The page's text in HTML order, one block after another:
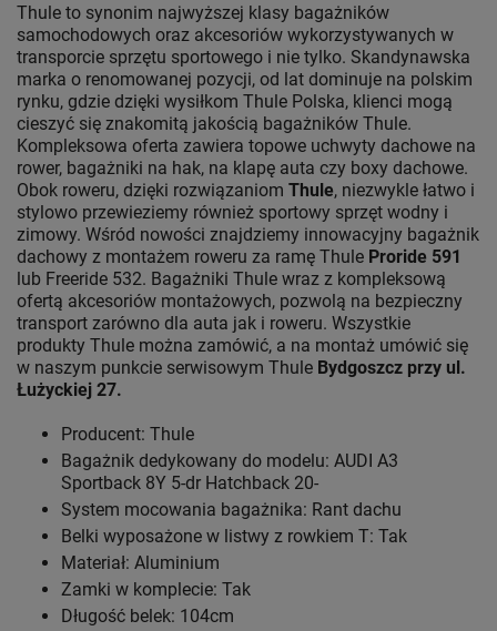
Thule to synonim najwyższej klasy bagażników
samochodowych oraz akcesoriów wykorzystywanych w
transporcie sprzętu sportowego i nie tylko. Skandynawska
marka o renomowanej pozycji, od lat dominuje na polskim
rynku, gdzie dzięki wysiłkom Thule Polska, klienci mogą
cieszyć się znakomitą jakością bagażników Thule.
Kompleksowa oferta zawiera topowe uchwyty dachowe na
rower, bagażniki na hak, na klapę auta czy boxy dachowe.
Obok roweru, dzięki rozwiązaniom Thule, niezwykle łatwo i
stylowo przewieziemy również sportowy sprzęt wodny i
zimowy. Wśród nowości znajdziemy innowacyjny bagażnik
dachowy z montażem roweru za ramę Thule Proride 591
lub Freeride 532. Bagażniki Thule wraz z kompleksową
ofertą akcesoriów montażowych, pozwolą na bezpieczny
transport zarówno dla auta jak i roweru. Wszystkie
produkty Thule można zamówić, a na montaż umówić się
w naszym punkcie serwisowym Thule Bydgoszcz przy ul.
Łużyckiej 27.
Producent: Thule
Bagażnik dedykowany do modelu: AUDI A3
Sportback 8Y 5-dr Hatchback 20-
System mocowania bagażnika: Rant dachu
Belki wyposażone w listwy z rowkiem T: Tak
Materiał: Aluminium
Zamki w komplecie: Tak
Długość belek: 104cm